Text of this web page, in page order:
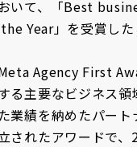
いて、「Best
Year」を受賞した
Agency First
る主要なビジネス
業績を納めたパー
されたアワードで